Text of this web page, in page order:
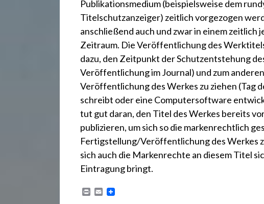
Publikationsmedium (beispielsweise dem
Titelschutzanzeiger) zeitlich vorgezogen
anschließend auch und zwar in einem
Zeitraum. Die Veröffentlichung des
dazu, den Zeitpunkt der Schutzentstehung
Veröffentlichung im Journal) und zum
Veröffentlichung des Werkes zu ziehen (Tag
schreibt oder eine Computersoftware
tut gut daran, den Titel des Werkes bereits
publizieren, um sich so die markenrechtlich
Fertigstellung/Veröffentlichung des Werkes
sich auch die Markenrechte an diesem Titel
Eintragung bringt.
E